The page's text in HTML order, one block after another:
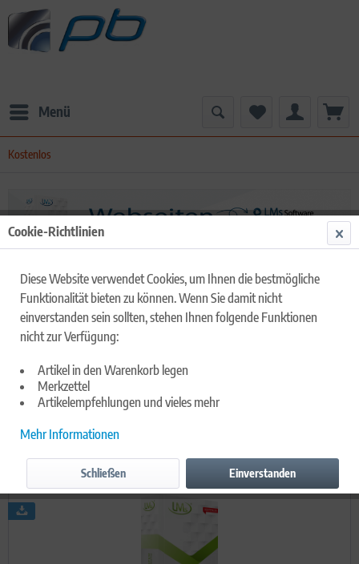
Menü
Kostenlos
Kostenlos
mehr erfahren »
Cookie-Richtlinien
Diese Website verwendet Cookies, um Ihnen die bestmögliche
Funktionalität bieten zu können. Wenn Sie damit nicht
einverstanden sein sollten, stehen Ihnen folgende Funktionen
nicht zur Verfügung:
Artikel in den Warenkorb legen
Merkzettel
Artikelempfehlungen und vieles mehr
Mehr Informationen
Einverstanden
Schließen